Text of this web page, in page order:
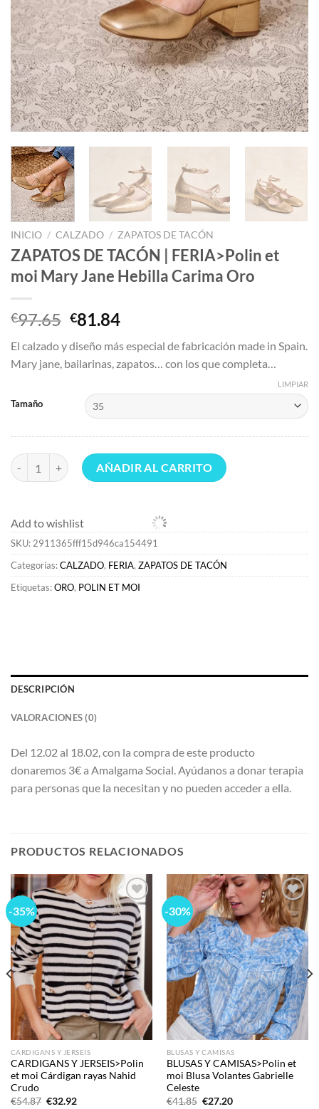
INICIO / CALZADO / ZAPATOS DE TACÓN
ZAPATOS DE TACÓN | FERIA>Polin et
moi Mary Jane Hebilla Carima Oro
€97.65 El
original
era:
€81.84El
actual
es:
El calzado y diseño más especial de fabricación made in Spain.
Mary jane, bailarinas, zapatos… con los que completa…
Tamaño
LIMPIAR
ZAPATOS DE TACÓN | FERIA>Polin et moi Mary Jane Hebilla
AÑADIR AL CARRITO
Add to wishlist
SKU: 2911365fff15d946ca154491
Categorías:CALZADO, FERIA, ZAPATOS DE TACÓN
Etiquetas:ORO, POLIN ET MOI
DESCRIPCIÓN
VALORACIONES (0)
Del 12.02 al 18.02, con la compra de este producto
donaremos 3€ a Amalgama Social. Ayúdanos a donar terapia
para personas que la necesitan y no pueden acceder a ella.
PRODUCTOS RELACIONADOS
-35%
Add to
wishlist
CARDIGANS Y JERSEIS
CARDIGANS Y JERSEIS>Polin
et moi Cárdigan rayas Nahid
Crudo
€54.87 El
€32.92El
-30%
Add to
wishlist
BLUSAS Y CAMISAS
BLUSAS Y CAMISAS>Polin et
moi Blusa Volantes Gabrielle
Celeste
€41.85 El
€27.20El